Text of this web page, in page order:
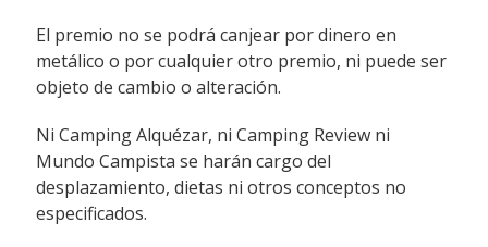
El premio no se podrá canjear por dinero en
metálico o por cualquier otro premio, ni puede ser
objeto de cambio o alteración.
Ni Camping Alquézar, ni Camping Review ni
Mundo Campista se harán cargo del
desplazamiento, dietas ni otros conceptos no
especificados.